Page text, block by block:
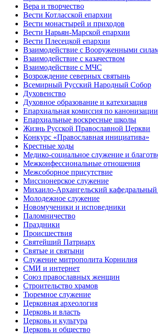
Вера и творчество
Вести Котласской епархии
Вести монастырей и приходов
Вести Нарьян-Марской епархии
Вести Плесецкой епархии
Взаимодействие с Вооруженными
Взаимодействие с казачеством
Взаимодействие с МЧС
Возрождение северных святынь
Всемирный Русский Народный Собор
Духовенство
Духовное образование и катехизация
Епархиальная комиссия по
Епархиальные воскресные школы
Жизнь Русской Православной Церкви
Конкурс «Православная инициатива»
Крестные ходы
Медико-социальное служение и
Межконфессиональные отношения
Межсоборное присутствие
Миссионерское служение
Михаило-Архангельский кафедральный
Молодежное служение
Новомученики и исповедники
Паломничество
Праздники
Происшествия
Святейший Патриарх
Святые и святыни
Служение митрополита Корнилия
СМИ и интернет
Союз православных женщин
Строительство храмов
Тюремное служение
Церковная археология
Церковь и власть
Церковь и культура
Церковь и общество